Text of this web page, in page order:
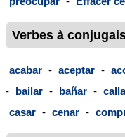
Verbes à
acabar - aceptar -
- bailar - bañar -
casar - cenar -